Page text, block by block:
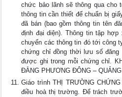
chức bảo lãnh sẽ thông qua cho
thông tin cần thiết để chuẩn bị
đã bán (bao gồm thông tin tên
định đại diện). Thông tin tập
chuyển các thông tin đó tới công
chứng chỉ đồng thời lưu số
được ghi trong mỗi chứng chỉ.
ĐẲNG PHƯƠNG ĐÔNG –
Giáo trình THỊ TRƯỜNG
điều hoà thị trường. Để trách